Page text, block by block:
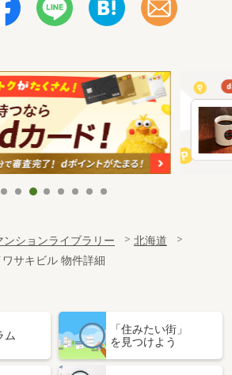
ンションライブラリー
北海道
ワサキビル 物件詳細
ム
「住みたい街」
を見つけよう